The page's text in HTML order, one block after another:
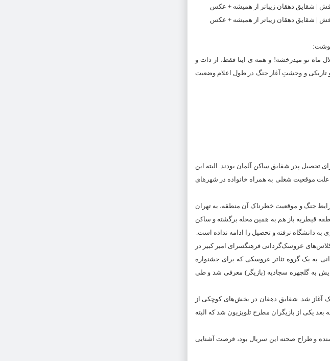
نو میدرخشه! و همه ى اینا فقط، از ذات و
تاریکى و وحشتِ آغاز جنگ در طول اعلام وضعیت
موقع برای تحصیل پدر شقایق ساکن آلمان بودند. البته این
موقعیت شغلی به همراه خانواده در شهرهای
آن در شرایط جنگ و موقعیت خطرناک آن منطقه، به تهران
قیطریه باز هم به همین محله برگشته و ساکن
به دانشگاه نرفته و تحصیل را ادامه نداده است.
عروسک‌گردانی فرهنگسرای امیر کبیر در
به یک گروه تئاتر عروسکی که برای جشنواره
به گلچهره سجادیه (بازیگر) معرفی شد و طی
آغاز شد. شقایق دهقان در بخش‌های کوچکی از
یکی از بازیگران مطرح تلویزیون شد که البته
که نویسنده و طراح صحنه این سریال بود، فرصت آشنایی